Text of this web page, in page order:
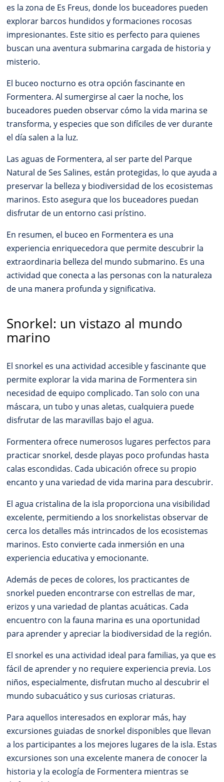
es la zona de Es Freus, donde los buceadores pueden
explorar barcos hundidos y formaciones rocosas
impresionantes. Este sitio es perfecto para quienes
buscan una aventura submarina cargada de historia y
misterio.
El buceo nocturno es otra opción fascinante en
Formentera. Al sumergirse al caer la noche, los
buceadores pueden observar cómo la vida marina se
transforma, y especies que son difíciles de ver durante
el día salen a la luz.
Las aguas de Formentera, al ser parte del Parque
Natural de Ses Salines, están protegidas, lo que ayuda a
preservar la belleza y biodiversidad de los ecosistemas
marinos. Esto asegura que los buceadores puedan
disfrutar de un entorno casi prístino.
En resumen, el buceo en Formentera es una
experiencia enriquecedora que permite descubrir la
extraordinaria belleza del mundo submarino. Es una
actividad que conecta a las personas con la naturaleza
de una manera profunda y significativa.
Snorkel: un vistazo al mundo
marino
El snorkel es una actividad accesible y fascinante que
permite explorar la vida marina de Formentera sin
necesidad de equipo complicado. Tan solo con una
máscara, un tubo y unas aletas, cualquiera puede
disfrutar de las maravillas bajo el agua.
Formentera ofrece numerosos lugares perfectos para
practicar snorkel, desde playas poco profundas hasta
calas escondidas. Cada ubicación ofrece su propio
encanto y una variedad de vida marina para descubrir.
El agua cristalina de la isla proporciona una visibilidad
excelente, permitiendo a los snorkelistas observar de
cerca los detalles más intrincados de los ecosistemas
marinos. Esto convierte cada inmersión en una
experiencia educativa y emocionante.
Además de peces de colores, los practicantes de
snorkel pueden encontrarse con estrellas de mar,
erizos y una variedad de plantas acuáticas. Cada
encuentro con la fauna marina es una oportunidad
para aprender y apreciar la biodiversidad de la región.
El snorkel es una actividad ideal para familias, ya que es
fácil de aprender y no requiere experiencia previa. Los
niños, especialmente, disfrutan mucho al descubrir el
mundo subacuático y sus curiosas criaturas.
Para aquellos interesados en explorar más, hay
excursiones guiadas de snorkel disponibles que llevan
a los participantes a los mejores lugares de la isla. Estas
excursiones son una excelente manera de conocer la
historia y la ecología de Formentera mientras se